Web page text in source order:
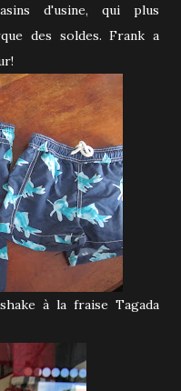
d'usine, qui plus
des soldes. Frank a
à la fraise Tagada